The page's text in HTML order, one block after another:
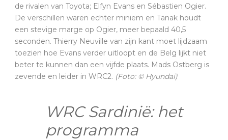
de rivalen van Toyota; Elfyn Evans en Sébastien Ogier.
De verschillen waren echter miniem en Tänak houdt
een stevige marge op Ogier, meer bepaald 40,5
seconden. Thierry Neuville van zijn kant moet lijdzaam
toezien hoe Evans verder uitloopt en de Belg lijkt niet
beter te kunnen dan een vijfde plaats. Mads Ostberg is
zevende en leider in WRC2. (Foto: © Hyundai)
WRC Sardinië: het
programma